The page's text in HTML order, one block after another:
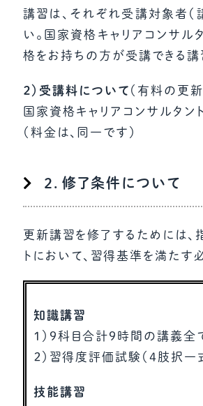
講習は、それぞれ受講対象者（
い。国家資格キャリアコンサル
格をお持ちの方が受講できる講
２）受講料について （有料の更
国家資格キャリアコンサルタ
（料金は、同一です）
２．修了条件について
更新講習を修了するためには
トにおいて、習得基準を満たす
知識講習
１）9科目合計9時間の講義全
２）習得度評価試験（4肢択
技能講習